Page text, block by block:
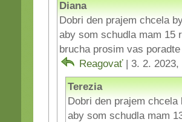
Diana
Dobri den prajem chcela
aby som schudla mam 15
brucha prosim vas
Reagovať | 3. 2. 2023,
Terezia
Dobri den prajem
aby som schudla mam